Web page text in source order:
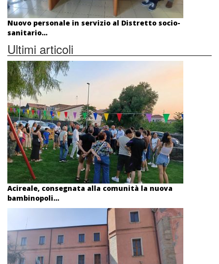
Nuovo personale in servizio al Distretto socio-
sanitario...
Ultimi articoli
Acireale, consegnata alla comunità la nuova
bambinopoli...